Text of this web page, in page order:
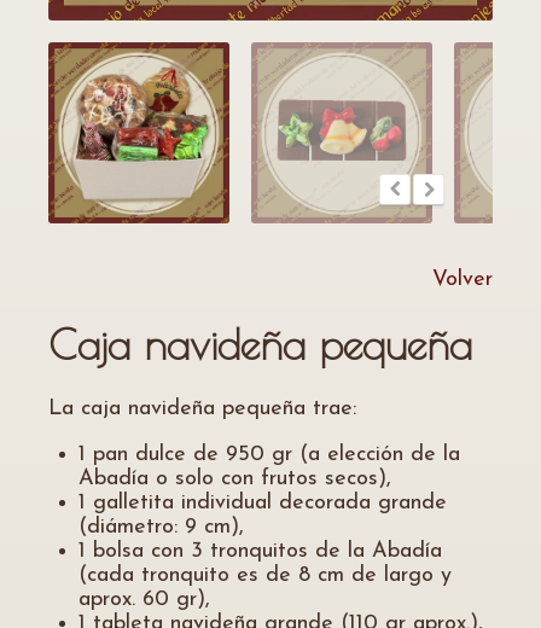
Volver
Caja navideña pequeña
La caja navideña pequeña trae:
1 pan dulce de 950 gr (a elección de la
Abadía o solo con frutos secos),
1 galletita individual decorada grande
(diámetro: 9 cm),
1 bolsa con 3 tronquitos de la Abadía
(cada tronquito es de 8 cm de largo y
aprox. 60 gr),